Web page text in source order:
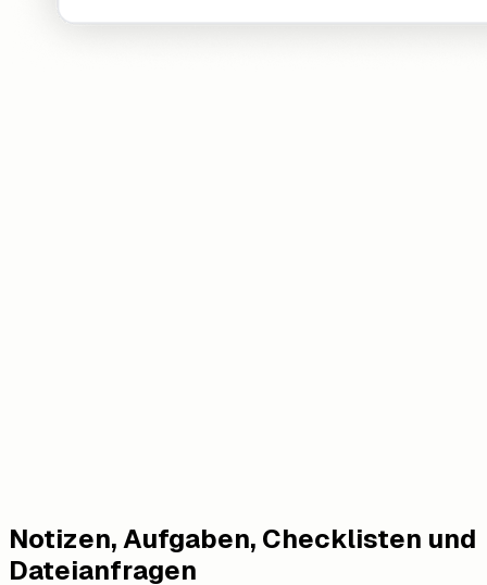
Notizen, Aufgaben, Checklisten und
Dateianfragen